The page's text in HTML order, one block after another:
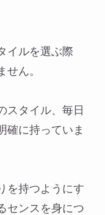
イルを選ぶ際
ん。
スタイル、毎日
確に持っていま
を持つようにす
センスを身につ